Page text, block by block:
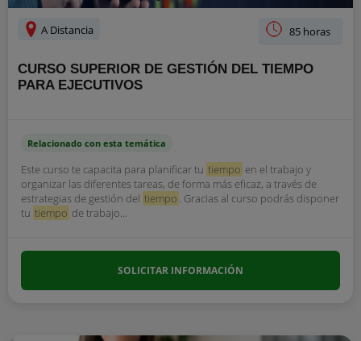
A Distancia 85 horas
CURSO SUPERIOR DE GESTIÓN DEL TIEMPO
PARA EJECUTIVOS
Relacionado con esta temática
Este curso te capacita para planificar tu tiempo en el trabajo y
organizar las diferentes tareas, de forma más eficaz, a través de
estrategias de gestión del tiempo . Gracias al curso podrás disponer
tu tiempo de trabajo...
SOLICITAR INFORMACIÓN